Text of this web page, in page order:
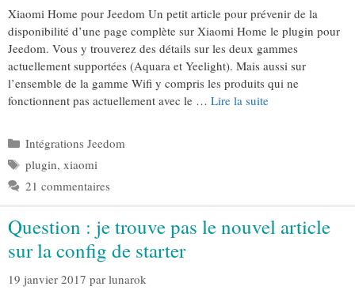
Xiaomi Home pour Jeedom Un petit article pour prévenir de la
disponibilité d’une page complète sur Xiaomi Home le plugin pour
Jeedom. Vous y trouverez des détails sur les deux gammes
actuellement supportées (Aquara et Yeelight). Mais aussi sur
l’ensemble de la gamme Wifi y compris les produits qui ne
fonctionnent pas actuellement avec le … Lire la suite
Catégories
Intégrations Jeedom
Étiquettes
plugin, xiaomi
21 commentaires
Question : je trouve pas le nouvel article
sur la config de starter
19 janvier 2017 par lunarok